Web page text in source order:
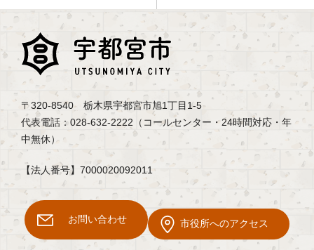
〒320-8540 栃木県宇都宮市旭1丁目1-5
代表電話：028-632-2222（コールセンター・24時間対応・年
中無休）
【法人番号】7000020092011
お問い合わせ 市役所へのアクセス